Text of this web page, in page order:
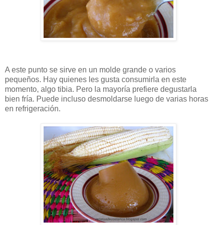
A este punto se sirve en un molde grande o varios
pequeños. Hay quienes les gusta consumirla en este
momento, algo tibia. Pero la mayoría prefiere degustarla
bien fría. Puede incluso desmoldarse luego de varias horas
en refrigeración.